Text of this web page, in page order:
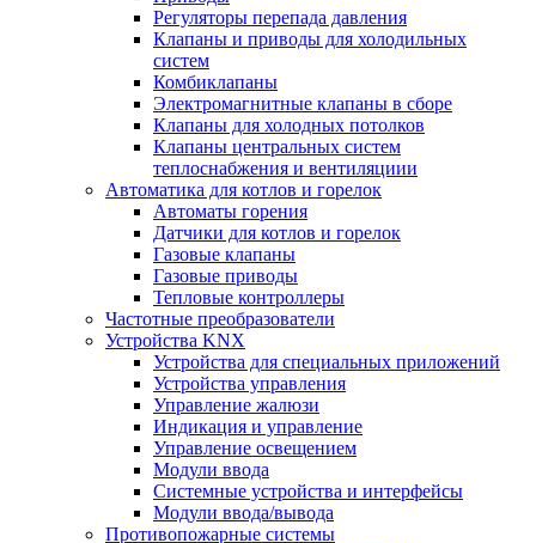
Регуляторы перепада давления
Клапаны и приводы для холодильных
систем
Комбиклапаны
Электромагнитные клапаны в сборе
Клапаны для холодных потолков
Клапаны центральных систем
теплоснабжения и вентиляциии
Автоматика для котлов и горелок
Автоматы горения
Датчики для котлов и горелок
Газовые клапаны
Газовые приводы
Тепловые контроллеры
Частотные преобразователи
Устройства KNX
Устройства для специальных приложений
Устройства управления
Управление жалюзи
Индикация и управление
Управление освещением
Модули ввода
Системные устройства и интерфейсы
Модули ввода/вывода
Противопожарные системы